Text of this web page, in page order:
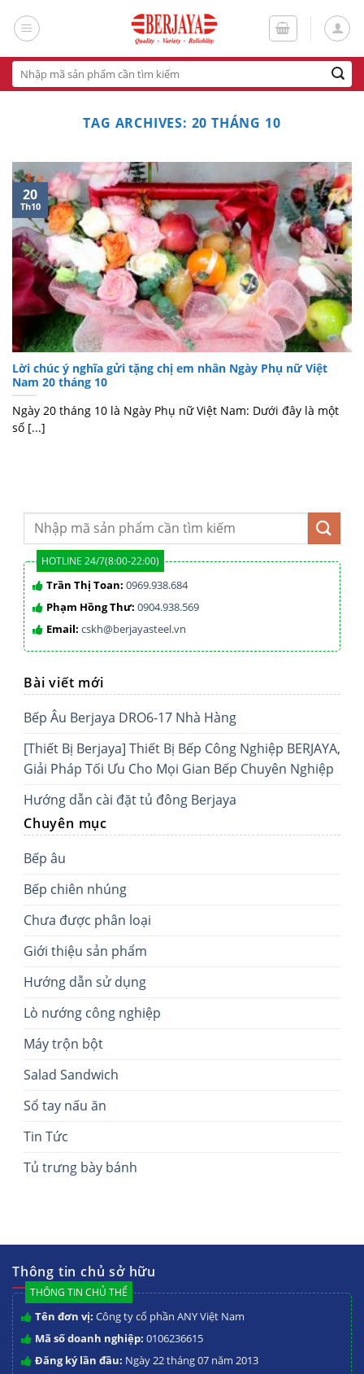
Tìm
kiếm:
TAG ARCHIVES: 20 THÁNG 10
Lời chúc ý nghĩa gửi tặng chị em nhân Ngày Phụ nữ Việt
Nam 20 tháng 10
Ngày 20 tháng 10 là Ngày Phụ nữ Việt Nam: Dưới đây là một
số [...]
20
Th10
HOTLINE 24/7(8:00-22:00)
Trần Thị Toan: 0969.938.684
Phạm Hồng Thư: 0904.938.569
Email: cskh@berjayasteel.vn
Bài viết mới
Bếp Âu Berjaya DRO6-17 Nhà Hàng
[Thiết Bị Berjaya] Thiết Bị Bếp Công Nghiệp BERJAYA,
Giải Pháp Tối Ưu Cho Mọi Gian Bếp Chuyên Nghiệp
Hướng dẫn cài đặt tủ đông Berjaya
Chuyên mục
Bếp âu
Bếp chiên nhúng
Chưa được phân loại
Giới thiệu sản phẩm
Hướng dẫn sử dụng
Lò nướng công nghiệp
Máy trộn bột
Salad Sandwich
Sổ tay nấu ăn
Tin Tức
Tủ trưng bày bánh
Thông tin chủ sở hữu
THÔNG TIN CHỦ THỂ
Tên đơn vị: Công ty cổ phần ANY Việt Nam
Mã số doanh nghiệp: 0106236615
Đăng ký lần đầu: Ngày 22 tháng 07 năm 2013